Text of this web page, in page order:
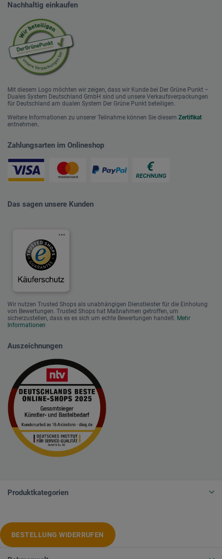
Nachhaltig einkaufen
Mit diesem Logo möchten wir zeigen, dass wir Kunde bei Der Grüne Punkt –
Duales System Deutschland GmbH sind und unsere Verkaufsverpackungen
für Deutschland am dualen System Der Grüne Punkt beteiligen.
Weitere Informationen zu unserer Teilnahme können Sie diesem Zertifikat
entnehmen.
Zahlungsarten im Onlineshop
Das sagen unsere Kunden
Wir nutzen Trusted Shops als unabhängigen Dienstleister für die Einholung
von Bewertungen. Trusted Shops hat Maßnahmen getroffen, um
sicherzustellen, dass es es sich um echte Bewertungen handelt. Mehr
Informationen
Auszeichnungen
Produktkategorien
BESTELLUNG WIDERRUFEN